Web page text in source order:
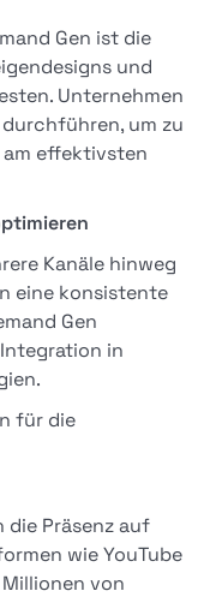
Gen ist die
und
Unternehmen
um zu
effektivsten
Kanäle hinweg
eine konsistente
Gen
in
für die
die Präsenz auf
wie YouTube
von